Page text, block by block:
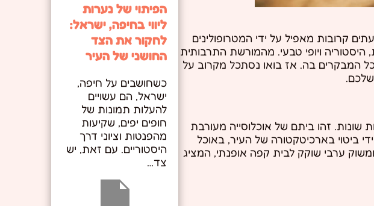
קרובות מאפיל על ידי המטרופולינים
היסטוריה ויופי טבעי. מהמורשת התרבותית
המבקרים בה. אז בואו נסתכל מקרוב על
שונות. זהו ביתם של אוכלוסייה מעורבת
ביטוי בארכיטקטורה של העיר, באוכל
ערבי שוקק לבית קפה אופנתי, המציג
הפיתוי של נערות
ליווי בחיפה, ישראל:
לחקור את הצד
החושני של העיר
כשחושבים על חיפה,
ישראל, הם עשויים
להעלות תמונות של
חופים יפים, שקיעות
מהפנטות וציוני דרך
היסטוריים. עם זאת, יש
צד…